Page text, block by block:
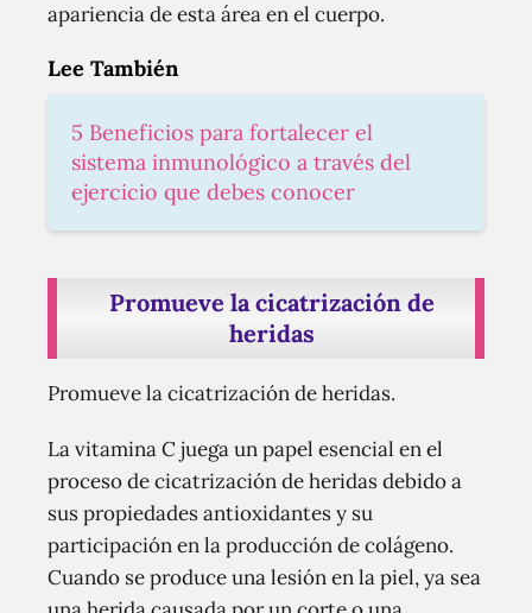
apariencia de esta área en el cuerpo.
Lee También
5 Beneficios para fortalecer el
sistema inmunológico a través del
ejercicio que debes conocer
Promueve la cicatrización de
heridas
Promueve la cicatrización de heridas.
La vitamina C juega un papel esencial en el
proceso de cicatrización de heridas debido a
sus propiedades antioxidantes y su
participación en la producción de colágeno.
Cuando se produce una lesión en la piel, ya sea